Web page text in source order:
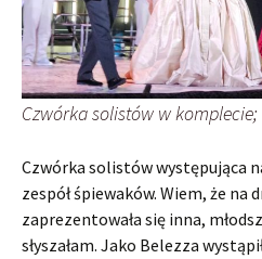
Czwórka solistów w komplecie;
Czwórka solistów występująca
zespół śpiewaków. Wiem, że na
zaprezentowała się inna,
słyszałam. Jako Belezza